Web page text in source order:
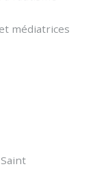
médiatrices